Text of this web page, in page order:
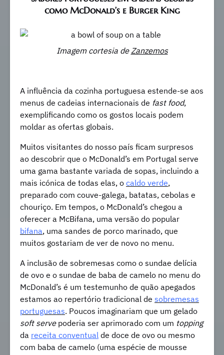
como McDonald’s e Burger King
Imagem cortesia deZanzemos
A influência da cozinha portuguesa estende-se aos
menus de cadeias internacionais de fast food,
exemplificando como os gostos locais podem
moldar as ofertas globais.
Muitos visitantes do nosso país ficam surpresos
ao descobrir que o McDonald’s em Portugal serve
uma gama bastante variada de sopas, incluindo a
mais icónica de todas elas, o caldo verde,
preparado com couve-galega, batatas, cebolas e
chouriço. Em tempos, o McDonald’s chegou a
oferecer a McBifana, uma versão do popular
bifana, uma sandes de porco marinado, que
muitos gostariam de ver de novo no menu.
A inclusão de sobremesas como o sundae delícia
de ovo e o sundae de baba de camelo no menu do
McDonald’s é um testemunho de quão apegados
estamos ao repertório tradicional de sobremesas
portuguesas. Poucos imaginariam que um gelado
soft servepoderia ser aprimorado com um topping
da receita conventual de doce de ovo ou mesmo
com baba de camelo (uma espécie de mousse